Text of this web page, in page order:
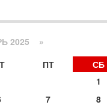
2025 »
ПТ СБ
1
7 8